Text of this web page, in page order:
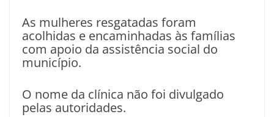
As mulheres resgatadas foram
acolhidas e encaminhadas às famílias
com apoio da assistência social do
município.
O nome da clínica não foi divulgado
pelas autoridades.